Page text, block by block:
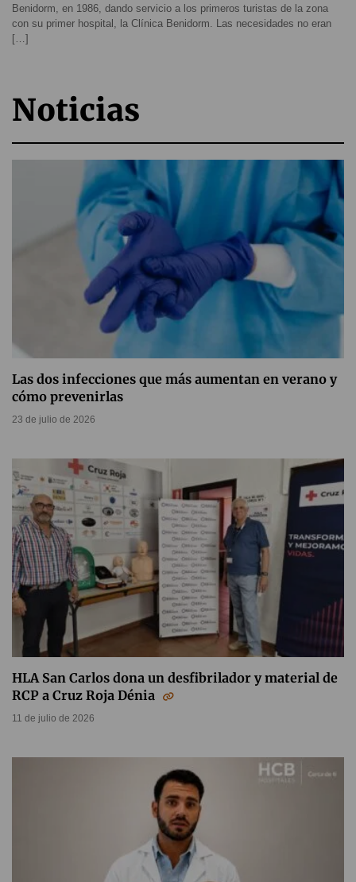
Benidorm, en 1986, dando servicio a los primeros turistas de la zona
con su primer hospital, la Clínica Benidorm. Las necesidades no eran
[…]
Noticias
Las dos infecciones que más aumentan en verano y
cómo prevenirlas
23 de julio de 2026
HLA San Carlos dona un desfibrilador y material de
RCP a Cruz Roja Dénia
11 de julio de 2026